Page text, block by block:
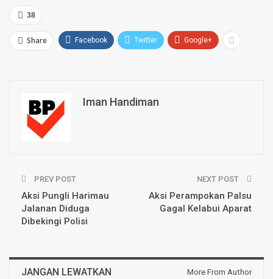
38
Share Facebook Twitter Google+
Iman Handiman
PREV POST
Aksi Pungli Harimau
Jalanan Diduga
Dibekingi Polisi
NEXT POST
Aksi Perampokan Palsu
Gagal Kelabui Aparat
JANGAN LEWATKAN More From Author